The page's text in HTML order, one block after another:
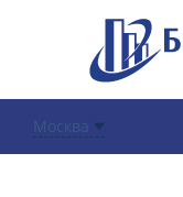
Москва